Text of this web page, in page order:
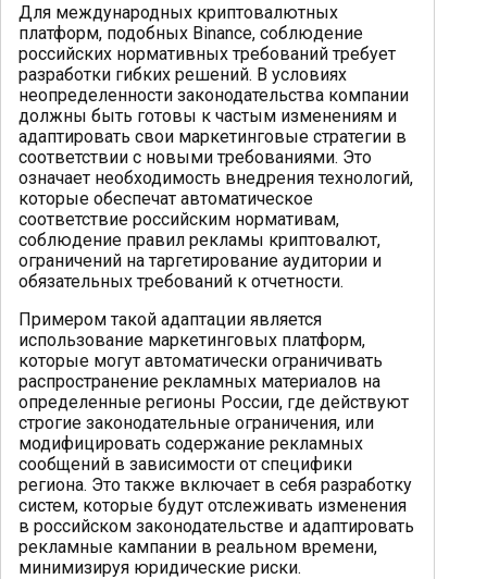
Для международных криптовалютных
платформ, подобных Binance, соблюдение
российских нормативных требований требует
разработки гибких решений. В условиях
неопределенности законодательства компании
должны быть готовы к частым изменениям и
адаптировать свои маркетинговые стратегии в
соответствии с новыми требованиями. Это
означает необходимость внедрения технологий,
которые обеспечат автоматическое
соответствие российским нормативам,
соблюдение правил рекламы криптовалют,
ограничений на таргетирование аудитории и
обязательных требований к отчетности.
Примером такой адаптации является
использование маркетинговых платформ,
которые могут автоматически ограничивать
распространение рекламных материалов на
определенные регионы России, где действуют
строгие законодательные ограничения, или
модифицировать содержание рекламных
сообщений в зависимости от специфики
региона. Это также включает в себя разработку
систем, которые будут отслеживать изменения
в российском законодательстве и адаптировать
рекламные кампании в реальном времени,
минимизируя юридические риски.